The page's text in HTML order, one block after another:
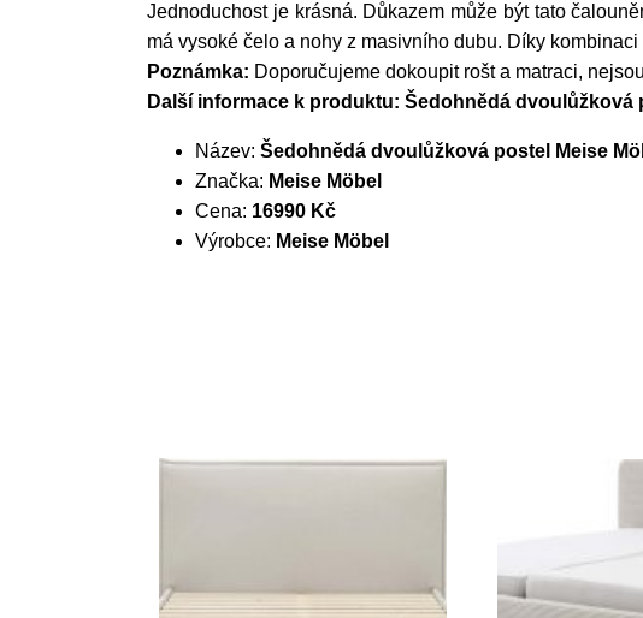
Jednoduchost je krásná. Důkazem může být tato
má vysoké čelo a nohy z masivního dubu. Díky
Poznámka: Doporučujeme dokoupit rošt a matraci,
Další informace k produktu: Šedohnědá dvoulůžková
Název: Šedohnědá dvoulůžková postel Meise
Značka: Meise Möbel
Cena: 16990 Kč
Výrobce: Meise Möbel